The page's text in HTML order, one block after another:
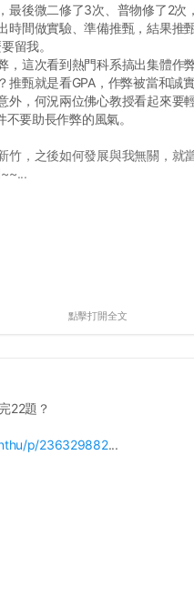
最後微二修了3次、普物修了2次
時間做實驗、準備推甄，結果推
留我。
，這次看到熱門科系搞出集體作
推甄就是看GPA，作弊被當和誠
外，何況兩位佛心教授看起來要
要助長作弊的風氣。
竹，之後如何發展與我無關，就
點擊打開全文
22題？
p/236329882...